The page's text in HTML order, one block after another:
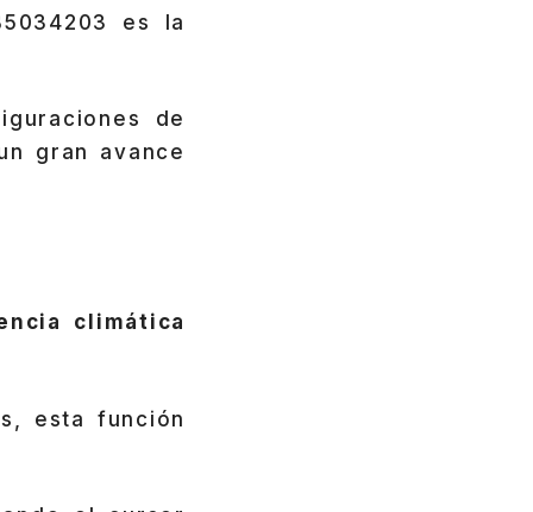
es la
de
gran avance
climática
esta función